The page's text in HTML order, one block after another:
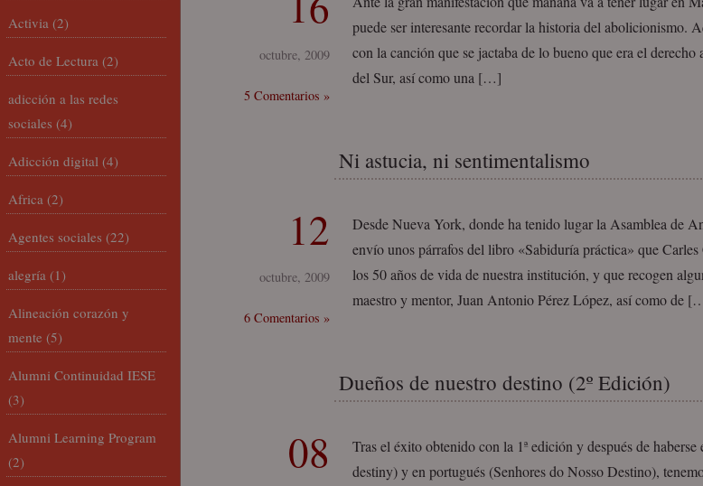
octubre, 2009
5 Comentarios »
puede ser interesante recordar la historia del abolicionismo.
con la canción que se jactaba de lo bueno que era el derecho
del Sur, así como una […]
Ni astucia, ni sentimentalismo
12
octubre, 2009
6 Comentarios »
Desde Nueva York, donde ha tenido lugar la Asamblea de
envío unos párrafos del libro «Sabiduría práctica» que
los 50 años de vida de nuestra institución, y que recogen
maestro y mentor, Juan Antonio Pérez López, así como de
Dueños de nuestro destino (2º Edición)
08
Tras el éxito obtenido con la 1ª edición y después de
destiny) y en portugués (Senhores do Nosso Destino),
Activia (2)
Acto de Lectura (2)
adicción a las redes
sociales (4)
Adicción digital (4)
Africa (2)
Agentes sociales (22)
alegría (1)
Alineación corazón y
mente (5)
Alumni Continuidad IESE
(3)
Alumni Learning Program
(2)